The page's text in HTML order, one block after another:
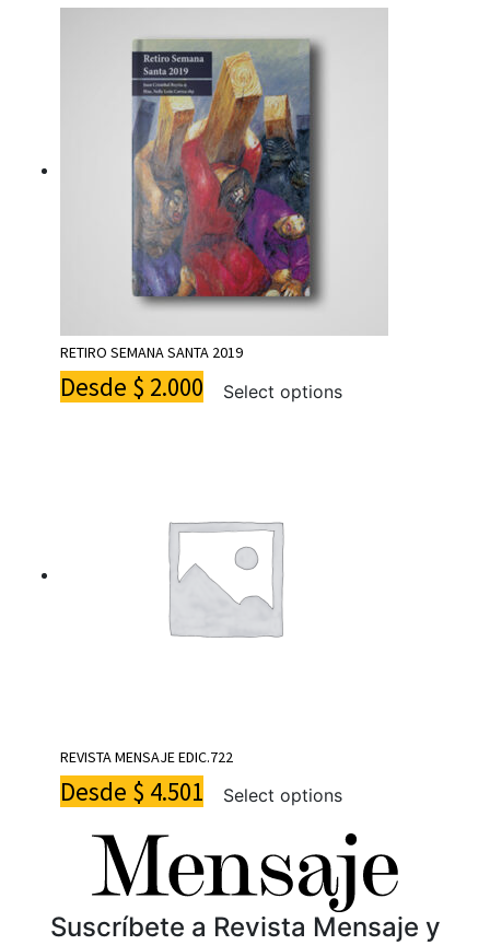
RETIRO SEMANA SANTA 2019
Desde $ 2.000 Select options
REVISTA MENSAJE EDIC.722
Desde $ 4.501 Select options
Suscríbete a Revista Mensaje y